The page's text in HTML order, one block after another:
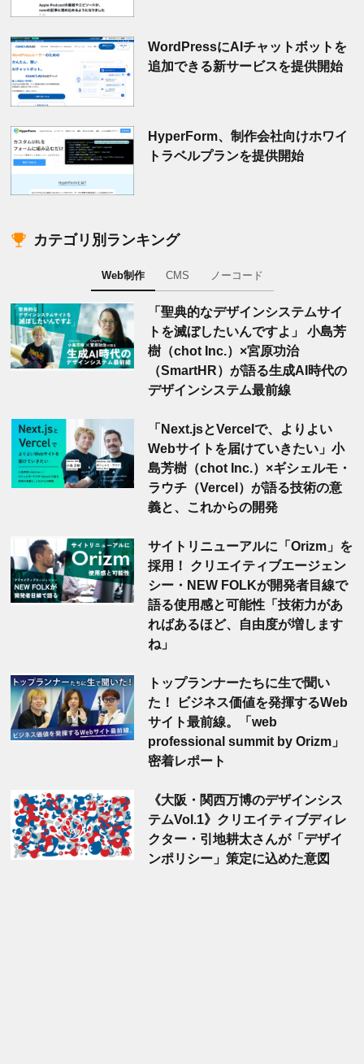
WordPressにAIチャットボットを
追加できる新サービスを提供開始
HyperForm、制作会社向けホワイ
トラベルプランを提供開始
カテゴリ別ランキング
Web制作 CMS ノーコード
「聖典的なデザインシステムサイ
トを滅ぼしたいんですよ」 小島芳
樹（chot Inc.）×宮原功治
（SmartHR）が語る生成AI時代の
デザインシステム最前線
「Next.jsとVercelで、よりよい
Webサイトを届けていきたい」小
島芳樹（chot Inc.）×ギシェルモ・
ラウチ（Vercel）が語る技術の意
義と、これからの開発
サイトリニューアルに「Orizm」を
採用！ クリエイティブエージェン
シー・NEW FOLKが開発者目線で
語る使用感と可能性「技術力があ
ればあるほど、自由度が増します
ね」
トップランナーたちに生で聞い
た！ ビジネス価値を発揮するWeb
サイト最前線。「web
professional summit by Orizm」
密着レポート
《大阪・関西万博のデザインシス
テムVol.1》クリエイティブディレ
クター・引地耕太さんが「デザイ
ンポリシー」策定に込めた意図